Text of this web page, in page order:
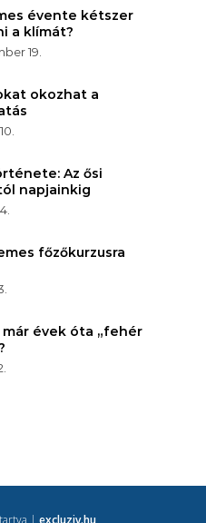
évente kétszer
a klímát?
19.
okozhat a
Az ősi
napjainkig
főzőkurzusra
évek óta „fehér